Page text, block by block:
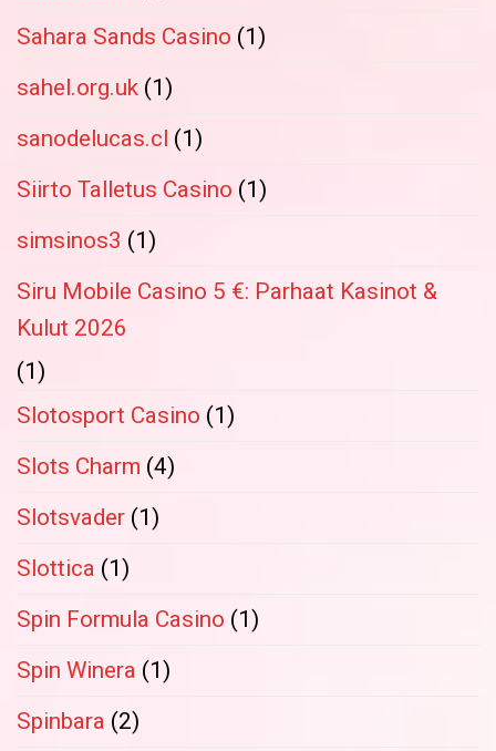
Sahara Sands Casino (1)
sahel.org.uk (1)
sanodelucas.cl (1)
Siirto Talletus Casino (1)
simsinos3 (1)
Siru Mobile Casino 5 €: Parhaat Kasinot &
Kulut 2026
(1)
Slotosport Casino (1)
Slots Charm (4)
Slotsvader (1)
Slottica (1)
Spin Formula Casino (1)
Spin Winera (1)
Spinbara (2)